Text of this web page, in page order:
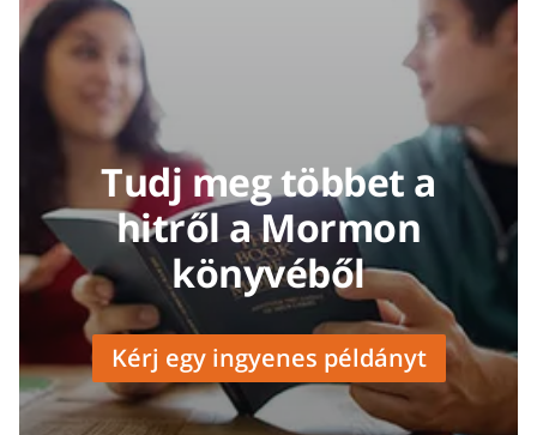
Tudj meg többet a
hitről a Mormon
könyvéből
Kérj egy ingyenes példányt